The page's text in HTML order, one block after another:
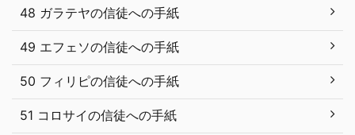
48 ガラテヤの信徒への手紙
49 エフェソの信徒への手紙
50 フィリピの信徒への手紙
51 コロサイの信徒への手紙